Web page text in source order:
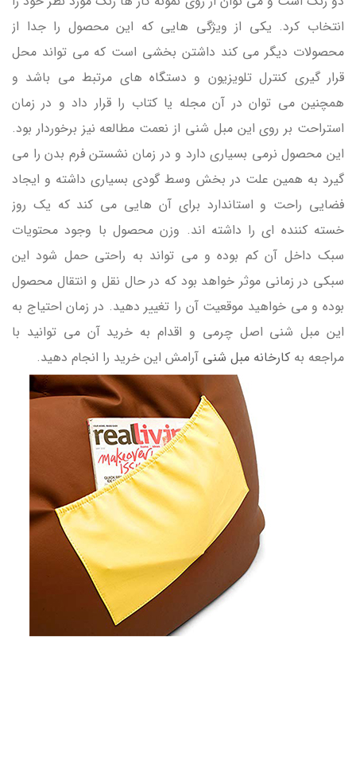
انتخاب کرد. یکی از ویژگی هایی که این محصول را جدا از
محصولات دیگر می کند داشتن بخشی است که می تواند محل
قرار گیری کنترل تلویزیون و دستگاه های مرتبط می باشد و
همچنین می توان در آن مجله یا کتاب را قرار داد و در زمان
استراحت بر روی این مبل شنی از نعمت مطالعه نیز برخوردار بود.
این محصول نرمی بسیاری دارد و در زمان نشستن فرم بدن را می
گیرد به همین علت در بخش وسط گودی بسیاری داشته و ایجاد
فضایی راحت و استاندارد برای آن هایی می کند که یک روز
خسته کننده ای را داشته اند. وزن محصول با وجود محتویات
سبک داخل آن کم بوده و می تواند به راحتی حمل شود این
سبکی در زمانی موثر خواهد بود که در حال نقل و انتقال محصول
بوده و می خواهید موقعیت آن را تغییر دهید. در زمان احتیاج به
این مبل شنی اصل چرمی و اقدام به خرید آن می توانید با
مراجعه به کارخانه مبل شنی آرامش این خرید را انجام دهید.